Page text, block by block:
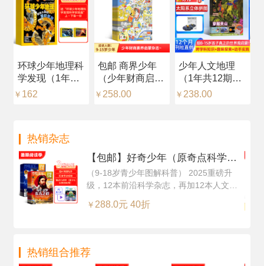
环球少年地理科
学发现（1年共
12期）（杂志订
￥ 162
包邮 商界少年
（少年财商启
蒙）（1年共12
￥ 258.00
少年人文地理
（1年共12期）
（杂志订阅）
￥ 238.00
热销杂志
【包邮】好奇少年（原奇点科学）
（Science Illustrated 中文版）（1
年共12期24本，科学版+历史版）
+赠送AI阅读助手
（9-18岁青少年图解科普） 2025重磅升
级，12本前沿科学杂志，再加12本人文知
￥288.0元 40折
热销组合推荐